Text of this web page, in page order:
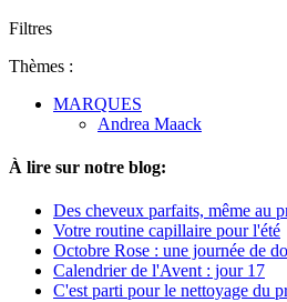
Filtres
Thèmes :
MARQUES
Andrea Maack
À lire sur notre blog:
Des cheveux parfaits, même au
Votre routine capillaire pour l'été
Octobre Rose : une journée de
Calendrier de l'Avent : jour 17
C'est parti pour le nettoyage du